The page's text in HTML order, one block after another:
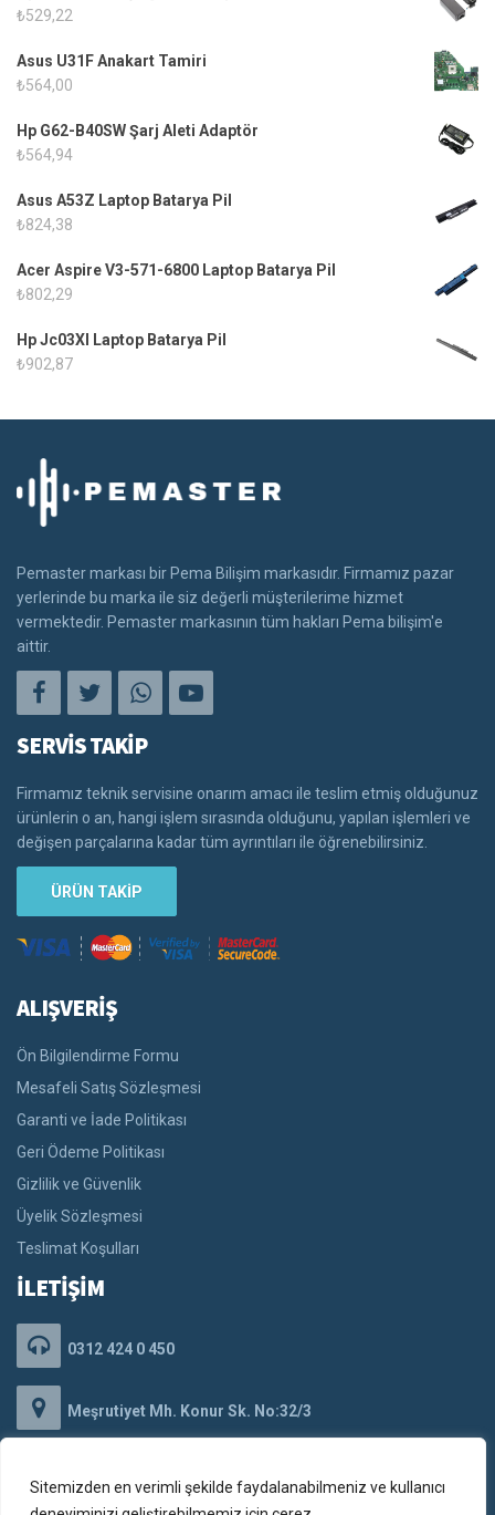
Sitemizden en verimli şekilde faydalanabilmeniz ve kullanıcı
₺529,22
Asus U31F Anakart Tamiri
₺564,00
Hp G62-B40SW Şarj Aleti Adaptör
₺564,94
Asus A53Z Laptop Batarya Pil
₺824,38
Acer Aspire V3-571-6800 Laptop Batarya Pil
₺802,29
Hp Jc03Xl Laptop Batarya Pil
₺902,87
Pemaster markası bir Pema Bilişim markasıdır. Firmamız pazar
yerlerinde bu marka ile siz değerli müşterilerime hizmet
vermektedir. Pemaster markasının tüm hakları Pema bilişim'e
aittir.
SERVİS TAKİP
Firmamız teknik servisine onarım amacı ile teslim etmiş olduğunuz
ürünlerin o an, hangi işlem sırasında olduğunu, yapılan işlemleri ve
değişen parçalarına kadar tüm ayrıntıları ile öğrenebilirsiniz.
ÜRÜN TAKİP
ALIŞVERİŞ
Ön Bilgilendirme Formu
Mesafeli Satış Sözleşmesi
Garanti ve İade Politikası
Geri Ödeme Politikası
Gizlilik ve Güvenlik
Üyelik Sözleşmesi
Teslimat Koşulları
İLETİŞİM
0312 424 0 450
Meşrutiyet Mh. Konur Sk. No:32/3
iletisim@pemabilisim.com